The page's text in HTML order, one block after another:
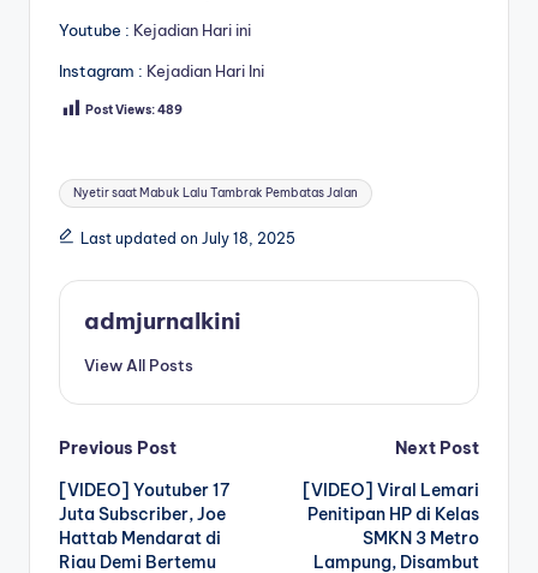
Youtube : Kejadian Hari ini
Instagram : Kejadian Hari Ini
Post Views:489
Tags:
Nyetir saat Mabuk Lalu Tambrak Pembatas Jalan
Last updated on July 18, 2025
admjurnalkini
View All Posts
Post
navigation
Previous Post
[VIDEO] Youtuber 17
Juta Subscriber, Joe
Hattab Mendarat di
Riau Demi Bertemu
Next Post
[VIDEO] Viral Lemari
Penitipan HP di Kelas
SMKN 3 Metro
Lampung, Disambut